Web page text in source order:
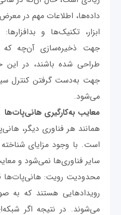
داده‌ها، اطلاعات مهم در
ابزار، تکنیک‌ها و
جهت ذخیره‌سازی آن‌چه که
طراحی شده باشند، در این
جهت به‌دست گرفتن کنترل
می‌شود.
معایب به‌کارگیری هانی‌پات‌ها
همانند هر فناوری دیگر،
است. با وجود مزایای
سایر فناوری‌ها نمی‌شود و
محدودیت رویت: هانی‌پات‌ها
رویدادهایی هستند که به
می‌شوند. در نتیجه اگر